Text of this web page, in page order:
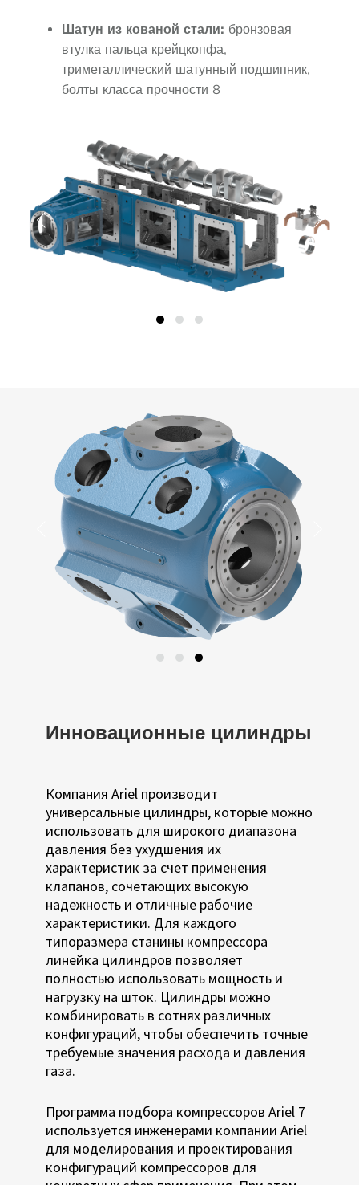
Шатун из кованой стали: бронзовая
втулка пальца крейцкопфа,
триметаллический шатунный подшипник,
болты класса прочности 8
Назад Далее
Назад
Инновационные цилиндры
Компания Ariel производит
универсальные цилиндры, которые можно
использовать для широкого диапазона
давления без ухудшения их
характеристик за счет применения
клапанов, сочетающих высокую
надежность и отличные рабочие
характеристики. Для каждого
типоразмера станины компрессора
линейка цилиндров позволяет
полностью использовать мощность и
нагрузку на шток. Цилиндры можно
комбинировать в сотнях различных
конфигураций, чтобы обеспечить точные
требуемые значения расхода и давления
газа.
Программа подбора компрессоров Ariel 7
используется инженерами компании Ariel
для моделирования и проектирования
конфигураций компрессоров для